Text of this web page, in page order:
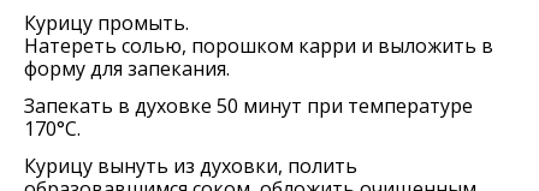
Курицу промыть.
Натереть солью, порошком карри и выложить в
форму для запекания.
Запекать в духовке 50 минут при температуре
170°C.
Курицу вынуть из духовки, полить